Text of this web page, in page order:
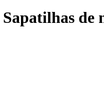
Sapatilhas de